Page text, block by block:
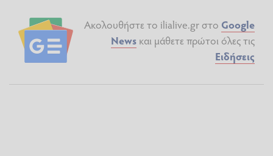
Ακολουθήστε το ilialive.gr στο Google
News και μάθετε πρώτοι όλες τις
Ειδήσεις